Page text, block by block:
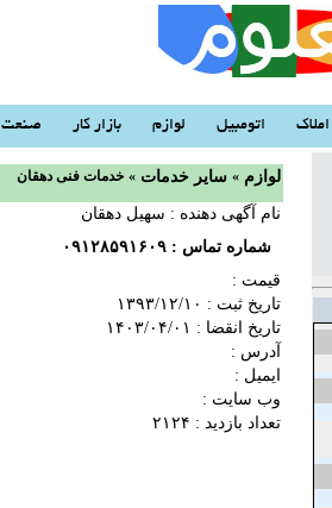
املاک اتومبیل لوازم بازار کار صنعت
لوازم « سایر خدمات « خدمات فنی دهقان
نام آگهی دهنده : سهیل دهقان
شماره تماس : ۰۹۱۲۸۵۹۱۶۰۹
قیمت :
تاریخ ثبت : ۱۳۹۳/۱۲/۱۰‬
تاریخ انقضا : ۱۴۰۳/۰۴/۰۱‬
آدرس :
ایمیل :
وب سایت :
تعداد بازدید : ۲۱۲۴